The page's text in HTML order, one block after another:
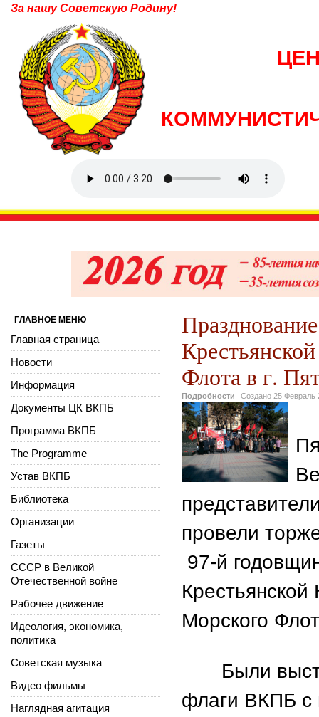
За нашу Советскую Родину!
Флота в г.
Подробности Создано 25 Февраль
провели
97-й
Морского
Были
флаги ВКПБ с
ГЛАВНОЕ МЕНЮ
Главная страница
Новости
Информация
Документы ЦК ВКПБ
Программа ВКПБ
The Programme
Устав ВКПБ
Библиотека
Организации
Газеты
СССР в Великой
Отечественной войне
Рабочее движение
Идеология, экономика,
политика
Советская музыка
Видео фильмы
Наглядная агитация